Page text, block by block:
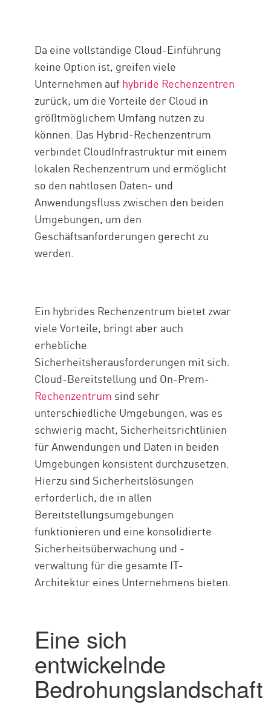
Da eine vollständige Cloud-Einführung
keine Option ist, greifen viele
Unternehmen auf hybride Rechenzentren
zurück, um die Vorteile der Cloud in
größtmöglichem Umfang nutzen zu
können. Das Hybrid-Rechenzentrum
verbindet CloudInfrastruktur mit einem
lokalen Rechenzentrum und ermöglicht
so den nahtlosen Daten- und
Anwendungsfluss zwischen den beiden
Umgebungen, um den
Geschäftsanforderungen gerecht zu
werden.
Ein hybrides Rechenzentrum bietet zwar
viele Vorteile, bringt aber auch
erhebliche
Sicherheitsherausforderungen mit sich.
Cloud-Bereitstellung und On-Prem-
Rechenzentrum sind sehr
unterschiedliche Umgebungen, was es
schwierig macht, Sicherheitsrichtlinien
für Anwendungen und Daten in beiden
Umgebungen konsistent durchzusetzen.
Hierzu sind Sicherheitslösungen
erforderlich, die in allen
Bereitstellungsumgebungen
funktionieren und eine konsolidierte
Sicherheitsüberwachung und -
verwaltung für die gesamte IT-
Architektur eines Unternehmens bieten.
Eine sich
entwickelnde
Bedrohungslandschaft